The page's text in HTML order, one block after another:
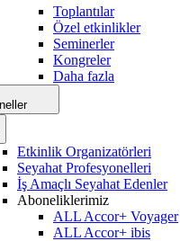
Toplantılar
Özel etkinlikler
Seminerler
Kongreler
Daha fazla
Etkinlik Organizatörleri
Seyahat Profesyonelleri
İş Amaçlı Seyahat Edenler
Aboneliklerimiz
ALL Accor+ Voyager
ALL Accor+ ibis